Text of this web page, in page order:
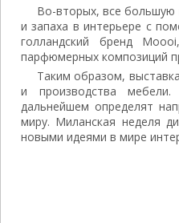
Во-вторых, все большую
и запаха в интерьере с
голландский бренд
парфюмерных композиций
Таким образом,
и производства
дальнейшем определят
миру. Миланская неделя
новыми идеями в мире